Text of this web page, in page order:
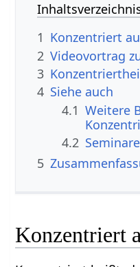
1 Konzentriert
2
3
4 Siehe auch
4.1 Weitere
4.2
5
Konzentriert